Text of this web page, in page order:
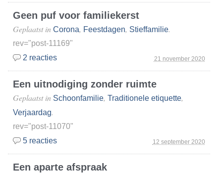
Geen puf voor familiekerst
21 november 2020
Geplaatst in Corona, Feestdagen, Stieffamilie.
rev="post-11169"
2 reacties
Een uitnodiging zonder ruimte
12 september 2020
Geplaatst in Schoonfamilie, Traditionele etiquette,
Verjaardag.
rev="post-11070"
5 reacties
Een aparte afspraak